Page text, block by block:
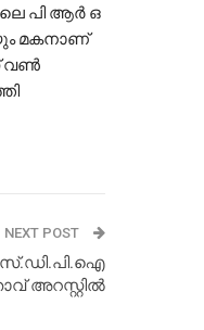
പി ആർ ഒ
മകനാണ്
വൺ
NEXT POST
അറസ്റ്റിൽ